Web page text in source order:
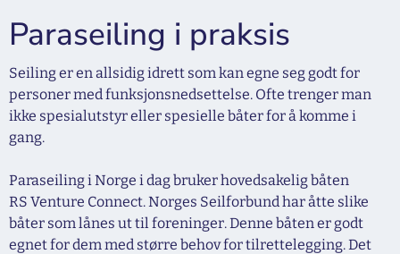
Paraseiling i praksis
Seiling er en allsidig idrett som kan egne seg godt for
personer med funksjonsnedsettelse. Ofte trenger man
ikke spesialutstyr eller spesielle båter for å komme i
gang.
Paraseiling i Norge i dag bruker hovedsakelig båten
RS Venture Connect. Norges Seilforbund har åtte slike
båter som lånes ut til foreninger. Denne båten er godt
egnet for dem med større behov for tilrettelegging. Det